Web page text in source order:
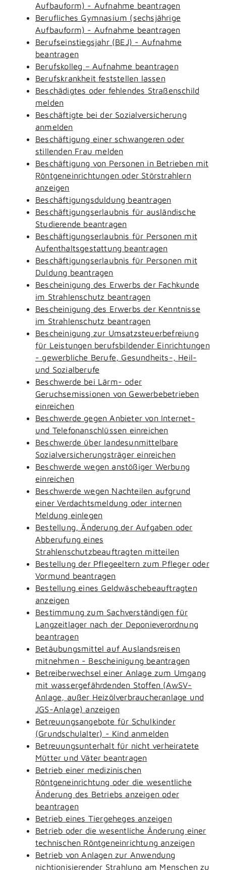
Aufbauform) - Aufnahme beantragen
Berufliches Gymnasium (sechsjährige
Aufbauform) - Aufnahme beantragen
Berufseinstiegsjahr (BEJ) - Aufnahme
beantragen
Berufskolleg – Aufnahme beantragen
Berufskrankheit feststellen lassen
Beschädigtes oder fehlendes Straßenschild
melden
Beschäftigte bei der Sozialversicherung
anmelden
Beschäftigung einer schwangeren oder
stillenden Frau melden
Beschäftigung von Personen in Betrieben mit
Röntgeneinrichtungen oder Störstrahlern
anzeigen
Beschäftigungsduldung beantragen
Beschäftigungserlaubnis für ausländische
Studierende beantragen
Beschäftigungserlaubnis für Personen mit
Aufenthaltsgestattung beantragen
Beschäftigungserlaubnis für Personen mit
Duldung beantragen
Bescheinigung des Erwerbs der Fachkunde
im Strahlenschutz beantragen
Bescheinigung des Erwerbs der Kenntnisse
im Strahlenschutz beantragen
Bescheinigung zur Umsatzsteuerbefreiung
für Leistungen berufsbildender Einrichtungen
- gewerbliche Berufe, Gesundheits-, Heil-
und Sozialberufe
Beschwerde bei Lärm- oder
Geruchsemissionen von Gewerbebetrieben
einreichen
Beschwerde gegen Anbieter von Internet-
und Telefonanschlüssen einreichen
Beschwerde über landesunmittelbare
Sozialversicherungsträger einreichen
Beschwerde wegen anstößiger Werbung
einreichen
Beschwerde wegen Nachteilen aufgrund
einer Verdachtsmeldung oder internen
Meldung einlegen
Bestellung, Änderung der Aufgaben oder
Abberufung eines
Strahlenschutzbeauftragten mitteilen
Bestellung der Pflegeeltern zum Pfleger oder
Vormund beantragen
Bestellung eines Geldwäschebeauftragten
anzeigen
Bestimmung zum Sachverständigen für
Langzeitlager nach der Deponieverordnung
beantragen
Betäubungsmittel auf Auslandsreisen
mitnehmen - Bescheinigung beantragen
Betreiberwechsel einer Anlage zum Umgang
mit wassergefährdenden Stoffen (AwSV-
Anlage, außer Heizölverbraucheranlage und
JGS-Anlage) anzeigen
Betreuungsangebote für Schulkinder
(Grundschulalter) - Kind anmelden
Betreuungsunterhalt für nicht verheiratete
Mütter und Väter beantragen
Betrieb einer medizinischen
Röntgeneinrichtung oder die wesentliche
Änderung des Betriebs anzeigen oder
beantragen
Betrieb eines Tiergeheges anzeigen
Betrieb oder die wesentliche Änderung einer
technischen Röntgeneinrichtung anzeigen
Betrieb von Anlagen zur Anwendung
nichtionisierender Strahlung am Menschen zu